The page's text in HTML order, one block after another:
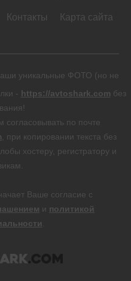
Контакты Карта сайта
уникальные ФОТО (но не
- https://avtoshark.com без
согласовывать по почте
, при копировании текста без
хостеру, регистратору и
Ваше согласие с
и политикой